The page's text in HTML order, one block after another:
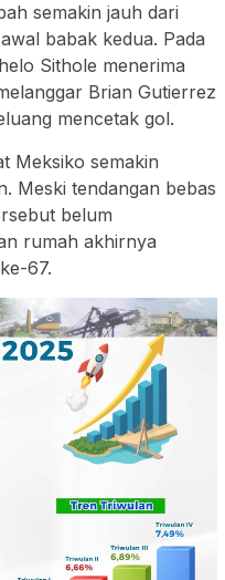
semakin jauh dari
babak kedua. Pada
Sithole menerima
Brian Gutierrez
mencetak gol.
Meksiko semakin
Meski tendangan bebas
belum
rumah akhirnya
67.